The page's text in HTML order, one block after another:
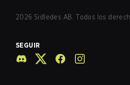
2026 Sidledes AB. Todos los
SEGUIR